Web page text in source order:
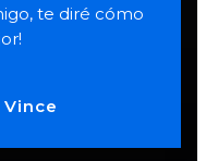
te diré cómo
Vince